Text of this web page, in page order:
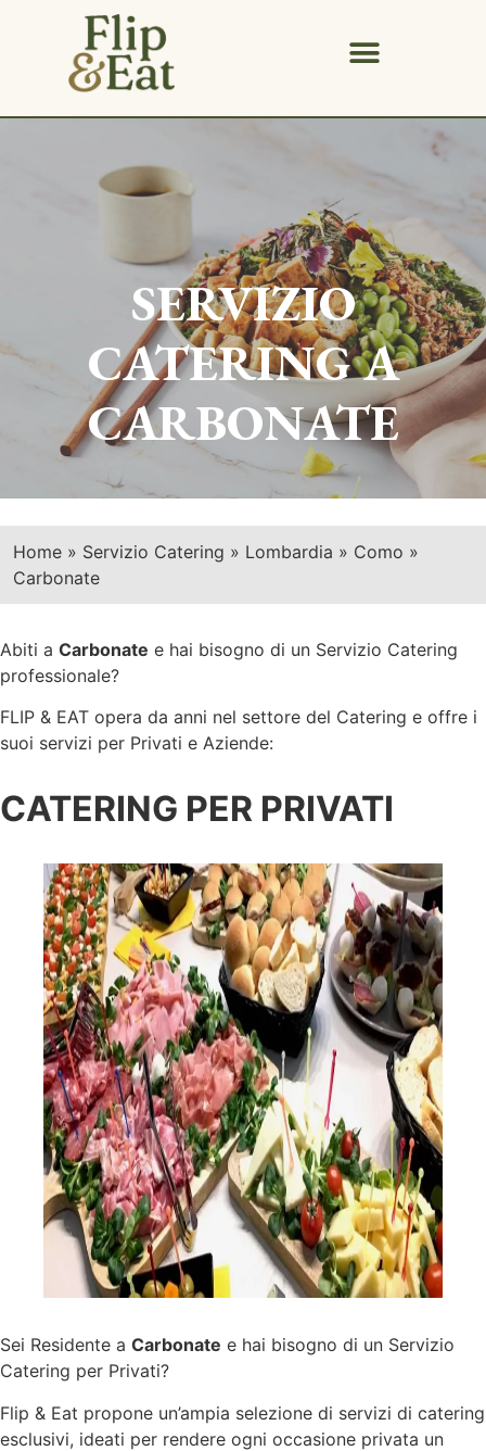
SERVIZIO
CATERING A
CARBONATE
Home » Servizio Catering » Lombardia » Como »
Carbonate
Abiti a Carbonate e hai bisogno di un Servizio Catering
professionale?
FLIP & EAT opera da anni nel settore del Catering e offre i
suoi servizi per Privati e Aziende:
CATERING PER PRIVATI
Sei Residente a Carbonate e hai bisogno di un Servizio
Catering per Privati?
Flip & Eat propone un’ampia selezione di servizi di catering
esclusivi, ideati per rendere ogni occasione privata un